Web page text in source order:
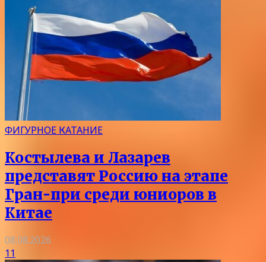
ФИГУРНОЕ КАТАНИЕ
Костылева и Лазарев
представят Россию на этапе
Гран-при среди юниоров в
Китае
08.08.2026
11